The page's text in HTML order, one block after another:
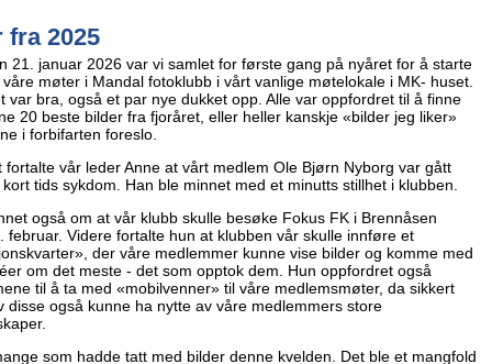
fra 2025
21. januar 2026 var vi samlet for første gang på nyåret for å starte
møter i Mandal fotoklubb i vårt vanlige møtelokale i MK- huset.
var bra, også et par nye dukket opp. Alle var oppfordret til å finne
20 beste bilder fra fjoråret, eller heller kanskje «bilder jeg liker»
i forbifarten foreslo.
fortalte vår leder Anne at vårt medlem Ole Bjørn Nyborg var gått
tids sykdom. Han ble minnet med et minutts stillhet i klubben.
også om at vår klubb skulle besøke Fokus FK i Brennåsen
februar. Videre fortalte hun at klubben vår skulle innføre et
der våre medlemmer kunne vise bilder og komme med
om det meste - det som opptok dem. Hun oppfordret også
til å ta med «mobilvenner» til våre medlemsmøter, da sikkert
disse også kunne ha nytte av våre medlemmers store
som hadde tatt med bilder denne kvelden. Det ble et mangfold